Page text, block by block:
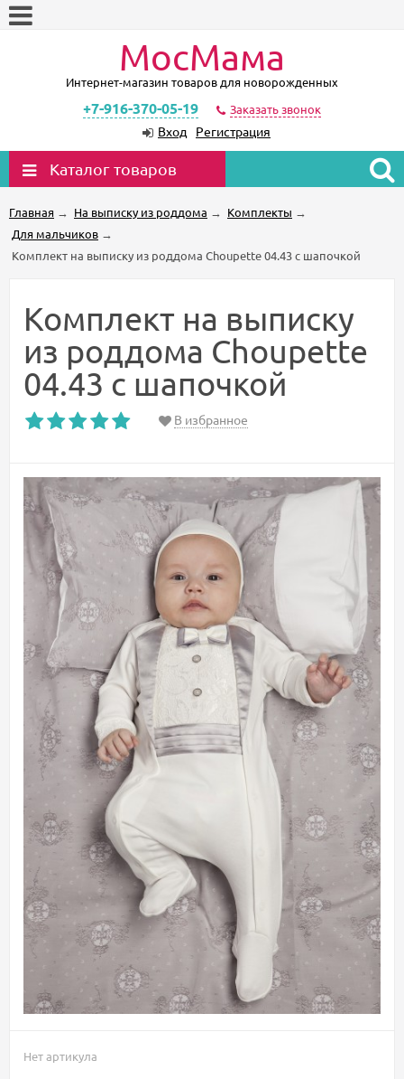
МосМама
Интернет-магазин товаров для новорожденных
+7-916-370-05-19 Заказать звонок
Вход Регистрация
Каталог товаров
Главная → На выписку из роддома → Комплекты →
Для мальчиков →
Комплект на выписку из роддома Choupette 04.43 с шапочкой
Комплект на выписку
из роддома Choupette
04.43 с шапочкой
В избранное
Нет артикула